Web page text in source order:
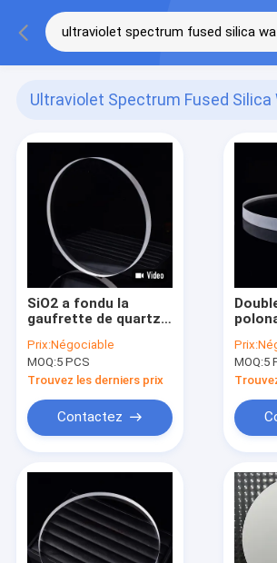
Ultraviolet Spectrum Fused Silica
SiO2 a fondu la
gaufrette de quartz
dans le spectre
ultraviolet infrarouge
et
Prix:Négociable
MOQ:5 PCS
Trouvez les derniers prix
Contactez
Prix:
MOQ:5